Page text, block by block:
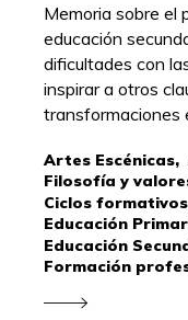
Memoria sobre el
educación
dificultades con
inspirar a otros
transformaciones
Artes Escénicas,
Filosofía y
Ciclos
Educación
Educación
Formación